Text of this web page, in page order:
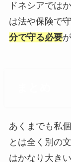
ドネシアでは
は法や保険で
分で守る必要
あくまでも私
とは全く別の
はかなり大き